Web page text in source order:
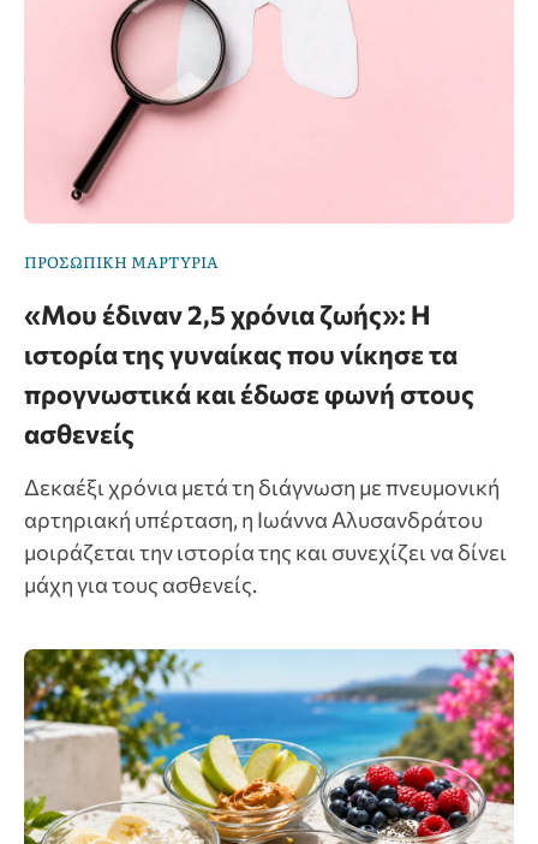
ΠΡΟΣΩΠΙΚΗ ΜΑΡΤΥΡΙΑ
«Μου έδιναν 2,5 χρόνια ζωής»: Η
ιστορία της γυναίκας που νίκησε τα
προγνωστικά και έδωσε φωνή στους
ασθενείς
Δεκαέξι χρόνια μετά τη διάγνωση με πνευμονική
αρτηριακή υπέρταση, η Ιωάννα Αλυσανδράτου
μοιράζεται την ιστορία της και συνεχίζει να δίνει
μάχη για τους ασθενείς.